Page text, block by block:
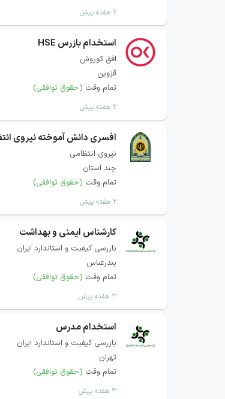
۲ هفته پیش
استخدام بازرس HSE
افق کوروش
قزوین
تمام وقت (حقوق توافقی)
۲ هفته پیش
نیروی انتظامی
چند استان
تمام وقت (حقوق توافقی)
۲ هفته پیش
کارشناس ایمنی و بهداشت
بازرسی کیفیت و استاندارد ایران
بندرعباس
تمام وقت (حقوق توافقی)
۳ هفته پیش
استخدام مدرس
بازرسی کیفیت و استاندارد ایران
تهران
تمام وقت (حقوق توافقی)
۳ هفته پیش